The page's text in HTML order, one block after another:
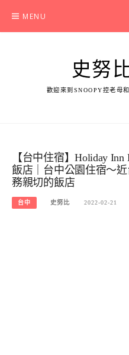
content
MENU
史努
歡迎來到SNOOPY控老母
【台中住宿】Holiday
飯店｜台中公園住宿～
務親切的飯店
台中 史努比 2022-02-21